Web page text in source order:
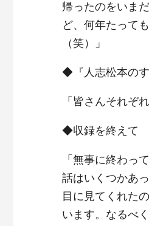
帰ったのをいま
ど、何年たって
（笑）」
◆『人志松本の
「皆さんそれぞ
◆収録を終えて
「無事に終わっ
話はいくつかあ
目に見てくれた
います。なるべ